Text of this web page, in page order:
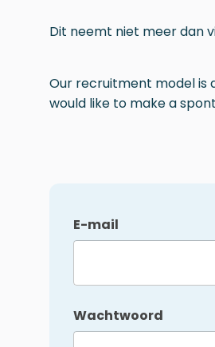
Dit neemt niet meer dan
Our recruitment model is
would like to make a
E-mail
Wachtwoord